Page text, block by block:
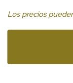
Los precios